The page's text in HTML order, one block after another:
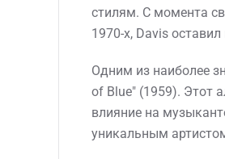
стилям. С момента
1970-х, Davis
Одним из наиболее
of Blue" (1959). Этот
влияние на
уникальным